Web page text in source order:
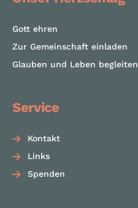
Gott ehren
Zur Gemeinschaft einladen
Glauben und Leben begleiten
Service
Kontakt
Links
Spenden